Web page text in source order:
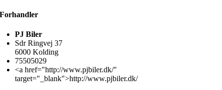
Forhandler
PJ Biler
Sdr Ringvej 37
6000 Kolding
75505029
<a href="http://www.pjbiler.dk/"
target="_blank">http://www.pjbiler.dk/